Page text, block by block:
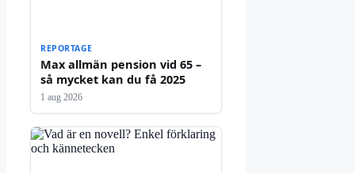
REPORTAGE
Max allmän pension vid 65 –
så mycket kan du få 2025
1 aug 2026